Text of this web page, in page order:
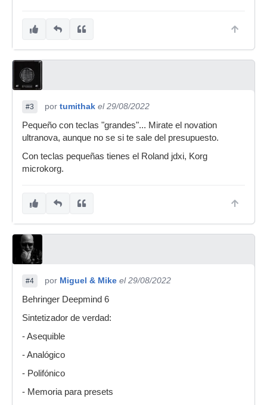
#3 por tumithak el 29/08/2022
Pequeño con teclas "grandes"... Mirate el novation
ultranova, aunque no se si te sale del presupuesto.
Con teclas pequeñas tienes el Roland jdxi, Korg
microkorg.
#4 por Miguel & Mike el 29/08/2022
Behringer Deepmind 6
Sintetizador de verdad:
- Asequible
- Analógico
- Polifónico
- Memoria para presets